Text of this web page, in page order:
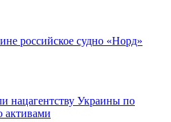
российское судно «Норд»
нацагентству Украины по
активами